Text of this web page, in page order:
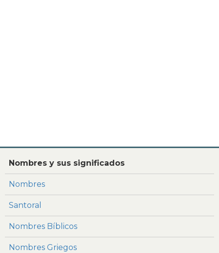
Nombres y sus significados
Nombres
Santoral
Nombres Bíblicos
Nombres Griegos